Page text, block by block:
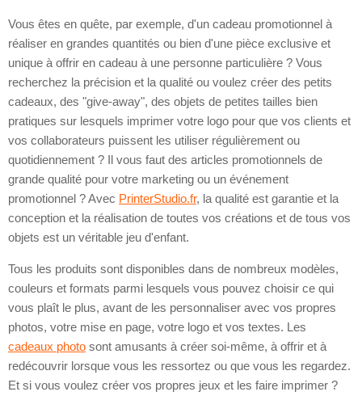
Vous êtes en quête, par exemple, d'un cadeau promotionnel à
réaliser en grandes quantités ou bien d'une pièce exclusive et
unique à offrir en cadeau à une personne particulière ? Vous
recherchez la précision et la qualité ou voulez créer des petits
cadeaux, des "give-away", des objets de petites tailles bien
pratiques sur lesquels imprimer votre logo pour que vos clients et
vos collaborateurs puissent les utiliser régulièrement ou
quotidiennement ? Il vous faut des articles promotionnels de
grande qualité pour votre marketing ou un événement
promotionnel ? Avec PrinterStudio.fr, la qualité est garantie et la
conception et la réalisation de toutes vos créations et de tous vos
objets est un véritable jeu d'enfant.
Tous les produits sont disponibles dans de nombreux modèles,
couleurs et formats parmi lesquels vous pouvez choisir ce qui
vous plaît le plus, avant de les personnaliser avec vos propres
photos, votre mise en page, votre logo et vos textes. Les
cadeaux photo sont amusants à créer soi-même, à offrir et à
redécouvrir lorsque vous les ressortez ou que vous les regardez.
Et si vous voulez créer vos propres jeux et les faire imprimer ?